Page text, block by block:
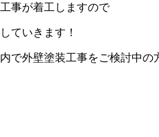
事が着工しますので
ていきます！
で外壁塗装工事をご検討中の